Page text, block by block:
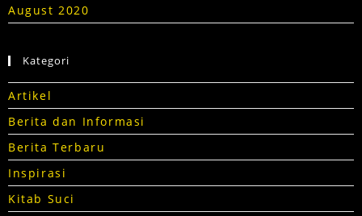
August 2020
Kategori
Artikel
Berita dan Informasi
Berita Terbaru
Inspirasi
Kitab Suci